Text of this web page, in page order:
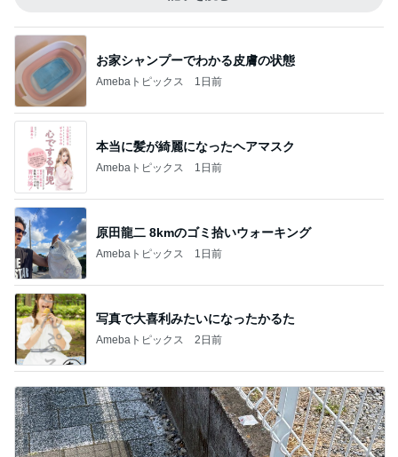
お家シャンプーでわかる皮膚の状態
Amebaトピックス 1日前
本当に髪が綺麗になったヘアマスク
Amebaトピックス 1日前
原田龍二 8kmのゴミ拾いウォーキング
Amebaトピックス 1日前
写真で大喜利みたいになったかるた
Amebaトピックス 2日前